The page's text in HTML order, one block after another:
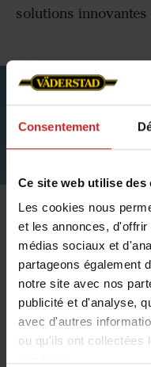
Consentement
Ce site web utilise des
Les cookies nous
et les annonces,
médias sociaux et
partageons également
notre site avec nos
publicité et d'analyse,
avec d'autres
ou qu'ils ont collectées
solutions innovantes
La
L'iPad est
Gateway, qui est
Gateway créée son
n'y a pas